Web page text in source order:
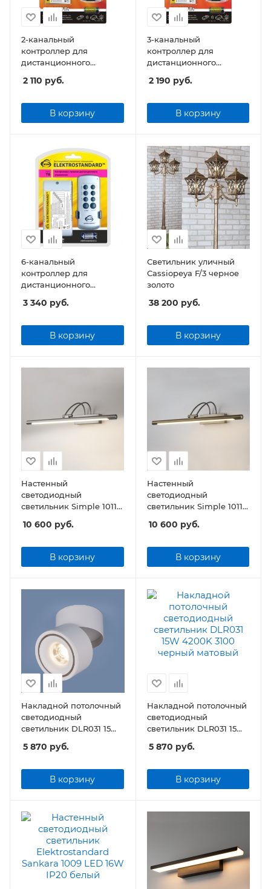
2-канальный
контроллер для
дистанционного
управления
освещением Y2
2 110 руб.
В корзину
3-канальный
контроллер для
дистанционного
управления
освещением Y7
2 190 руб.
В корзину
6-канальный
контроллер для
дистанционного
освещением Y6
3 340 руб.
В корзину
Светильник уличный
Cassiopeya F/3 черное
золото
38 200 руб.
В корзину
Настенный
светодиодный
светильник Simple 1011
LED 10W 1011 IP20
никель
10 600 руб.
В корзину
Настенный
светодиодный
светильник Simple 1011
LED 10W 1011 IP20
бронза
10 600 руб.
В корзину
Накладной потолочный
светодиодный
светильник DLR031 15W
матовый
5 870 руб.
В корзину
Накладной потолочный
светодиодный
светильник DLR031 15W
матовый
5 870 руб.
В корзину